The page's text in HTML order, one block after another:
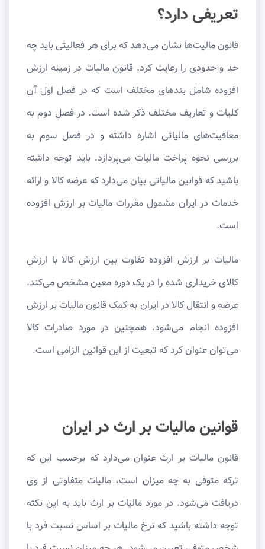
تعریفی دارد؟
قانون مالیت‌ها نشان می‌دهد که برای هر فعالیتی باید چه
حد و حدودی را رعایت کرد. قانون مالیات در زمینه ارزش
افزوده شامل بندهای مختلف است که در فصل اول آن
کلیات و تعاریف مختلف ذکر شده است. در فصل دوم به
معافیت‌های مالیاتی اشاره داشته و در فصل سوم به
بررسی نحوه پراخت مالیات می‌پردازد. باید توجه داشته
باشید که قوانین مالیاتی بیان می‌دارد که عرضه کالا و ارائه
خدمات در ایران مشمول مقررات مالیات بر ارزش افزوده
است.
مالیات بر ارزش افزوده تفاوت بین ارزش کالا با ارزش
کالای خریداری شده را در یک دوره معین مشخص می‌کند.
عرضه و انتقال کالا در ایران به کمک قانون مالیات بر ارزش
افزوده انجام می‌شود. همچنین در مورد صادرات کالا
می‌توان عنوان کرد که تبعیت از این قوانین الزامی است.
قوانین مالیات بر ارث در ایران
قانون مالیات بر ارث عنوان می‌دارد که برحسب این که
ترکه متوفی به چه میزان است، مالیات متفاوتی از وی
دریافت می‌شود. در مورد مالیات بر ارث باید به این نکته
توجه داشته باشید که نرخ مالیات بر اساس نسبت فرد با